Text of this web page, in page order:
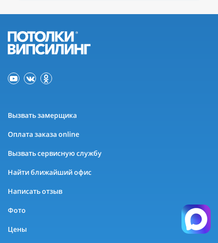
Вызвать замерщика
Оплата заказа online
Вызвать сервисную службу
Найти ближайший офис
Написать отзыв
Фото
Цены